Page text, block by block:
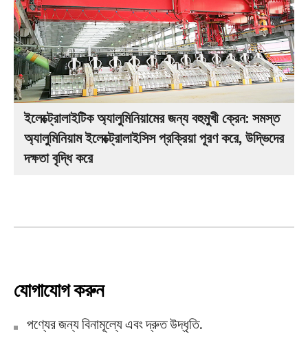
ইলেক্ট্রোলাইটিক অ্যালুমিনিয়ামের জন্য বহুমুখী ক্রেন: সমস্ত
অ্যালুমিনিয়াম ইলেক্ট্রোলাইসিস প্রক্রিয়া পূরণ করে, উদ্ভিদের
দক্ষতা বৃদ্ধি করে
যোগাযোগ করুন
পণ্যের জন্য বিনামূল্যে এবং দ্রুত উদ্ধৃতি.